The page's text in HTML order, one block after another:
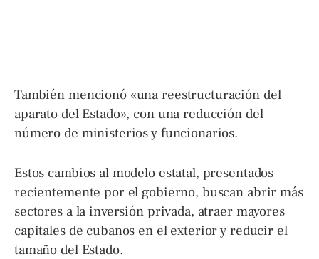
También mencionó «una reestructuración del
aparato del Estado», con una reducción del
número de ministerios y funcionarios.
Estos cambios al modelo estatal, presentados
recientemente por el gobierno, buscan abrir más
sectores a la inversión privada, atraer mayores
capitales de cubanos en el exterior y reducir el
tamaño del Estado.